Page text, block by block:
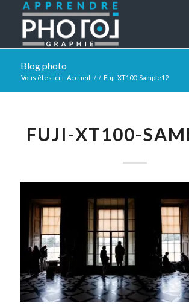
Blog photo
Vous êtes ici : Accueil / / Fuji-XT100-Sample12
FUJI-XT100-